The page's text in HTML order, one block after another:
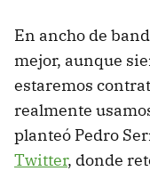
En ancho de
mejor, aunque
estaremos
realmente
planteó Pedro
Twitter, donde